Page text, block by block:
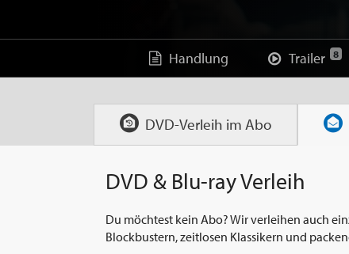
Handlung Trailer 8
DVD-Verleih im Abo
DVD & Blu-ray Verleih
Du möchtest kein Abo? Wir verleihen auch
Blockbustern, zeitlosen Klassikern und